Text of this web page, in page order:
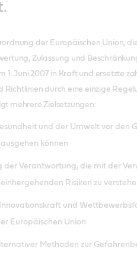
der Europäischen Union,
Zulassung und
1. Juni 2007 in Kraft und ersetzte
Richtlinien durch eine einzige
mehrere Zielsetzungen:
und der Umwelt vor den
können
der Verantwortung, die mit der
Risiken zu
und
Europäischen Union
Methoden zur